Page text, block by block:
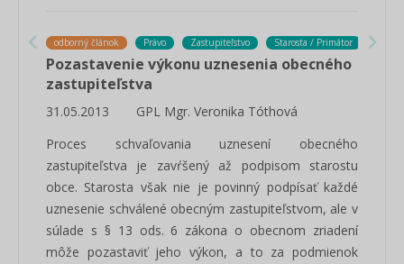
odborný článok Právo Zastupiteľstvo Starosta / Primátor
Pozastavenie výkonu uznesenia obecného
zastupiteľstva
31.05.2013
GPL Mgr. Veronika Tóthová
Proces schvaľovania uznesení obecného
zastupiteľstva je zavŕšený až podpisom starostu
obce. Starosta však nie je povinný podpísať každé
uznesenie schválené obecným zastupiteľstvom, ale v
súlade s § 13 ods. 6 zákona o obecnom zriadení
môže pozastaviť jeho výkon, a to za podmienok